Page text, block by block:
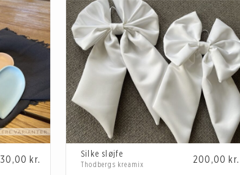
30,00 kr.
Silke sløjfe
200,00 kr.
Thodbergs kreamix